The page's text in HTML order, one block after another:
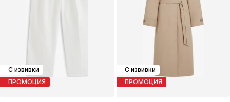
С извивки
ПРОМОЦИЯ
С извивки
ПРОМОЦИЯ